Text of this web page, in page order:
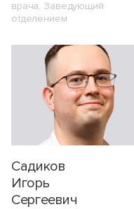
врача, Заведующий
отделением
Садиков
Игорь
Сергеевич